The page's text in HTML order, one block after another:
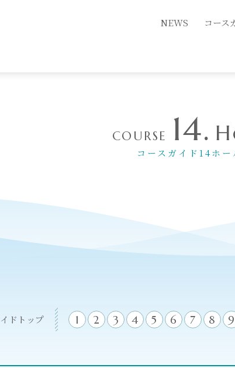
NEWS コース
COURSE 14.
コースガイド14ホー
ドトップ 1 2 3 4 5 6 7 8 9